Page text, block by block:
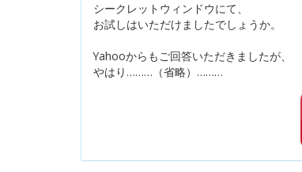
シークレットウィンドウにて、
お試しはいただけましたでしょうか。
Yahooからもご回答いただきましたが、
やはり………（省略）………